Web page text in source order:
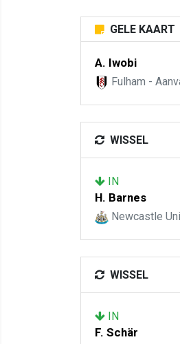
GELE KAART
A. Iwobi
Fulham -
WISSEL
IN
H. Barnes
Newcastle
WISSEL
IN
F. Schär